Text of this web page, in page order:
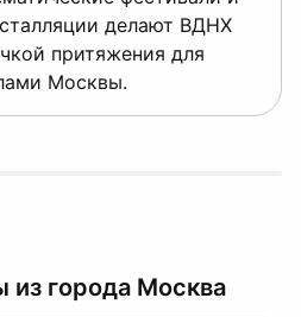
делают ВДНХ
притяжения для
Москвы.
города Москва